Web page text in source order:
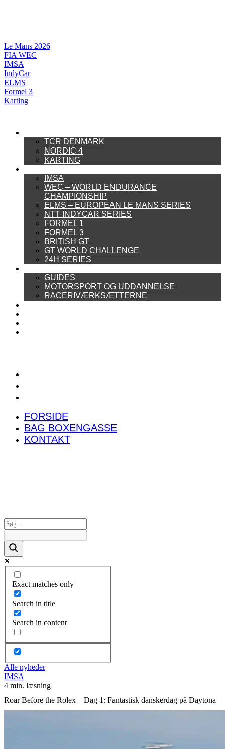
Le Mans 2026
FIA WEC
IMSA
IndyCar
ELMS
Formel 3
Karting
TCR DENMARK
NORDIC 4
KARTING
IMSA
WEC – WORLD ENDURANCE
CHAMPIONSHIP
ELMS – EUROPEAN LE MANS SERIES
NTT INDYCAR SERIES
FORMEL 1
FORMEL 3
BRITISH GT
GT WORLD CHALLENGE
24H SERIES
GUIDES
MOTORSPORT OG UDDANNELSE
RACERIVÆRKSÆTTERNE
FORSIDE
BAG BOXENGASSE
KONTAKT
Exact matches only
Search in title
Search in content
Alle nyheder
IMSA
4 min. læsning
Roar Before the Rolex – Dag 1: Fantastisk danskerdag på Daytona